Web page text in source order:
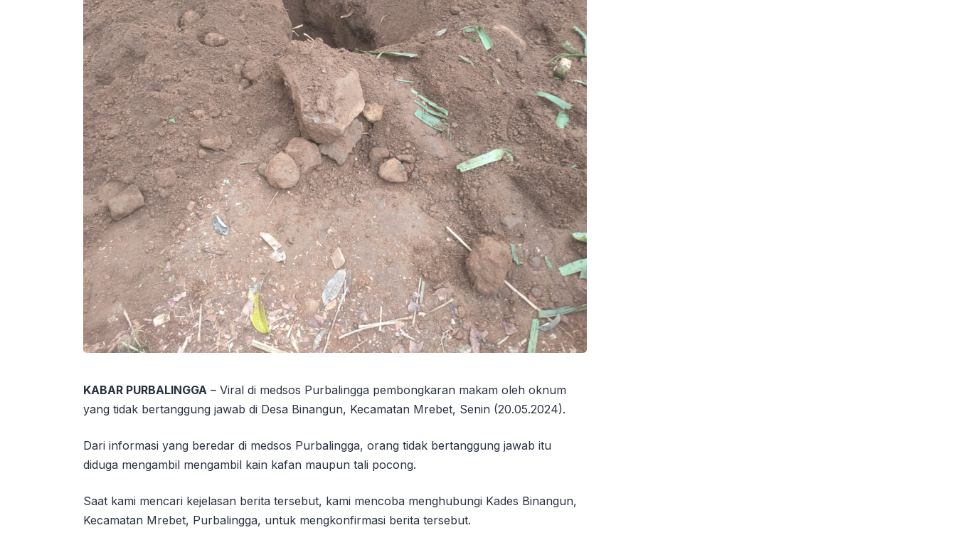
KABAR PURBALINGGA – Viral di medsos Purbalingga pembongkaran makam oleh oknum
yang tidak bertanggung jawab di Desa Binangun, Kecamatan Mrebet, Senin (20.05.2024).
Dari informasi yang beredar di medsos Purbalingga, orang tidak bertanggung jawab itu
diduga mengambil mengambil kain kafan maupun tali pocong.
Saat kami mencari kejelasan berita tersebut, kami mencoba menghubungi Kades Binangun,
Kecamatan Mrebet, Purbalingga, untuk mengkonfirmasi berita tersebut.